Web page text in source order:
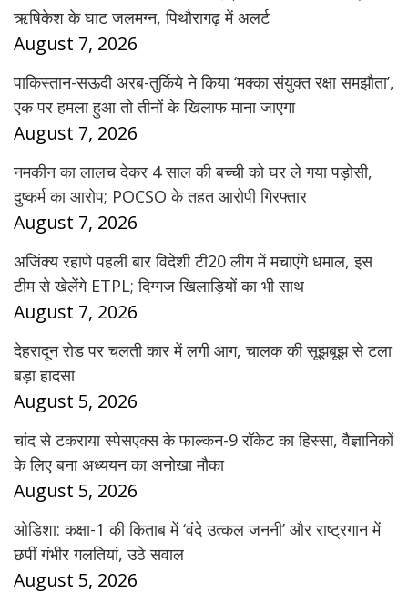
ऋषिकेश के घाट जलमग्न, पिथौरागढ़ में अलर्ट
August 7, 2026
पाकिस्तान-सऊदी अरब-तुर्किये ने किया ‘मक्का संयुक्त रक्षा समझौता’,
एक पर हमला हुआ तो तीनों के खिलाफ माना जाएगा
August 7, 2026
नमकीन का लालच देकर 4 साल की बच्ची को घर ले गया पड़ोसी,
दुष्कर्म का आरोप; POCSO के तहत आरोपी गिरफ्तार
August 7, 2026
अजिंक्य रहाणे पहली बार विदेशी टी20 लीग में मचाएंगे धमाल, इस
टीम से खेलेंगे ETPL; दिग्गज खिलाड़ियों का भी साथ
August 7, 2026
देहरादून रोड पर चलती कार में लगी आग, चालक की सूझबूझ से टला
बड़ा हादसा
August 5, 2026
चांद से टकराया स्पेसएक्स के फाल्कन-9 रॉकेट का हिस्सा, वैज्ञानिकों
के लिए बना अध्ययन का अनोखा मौका
August 5, 2026
ओडिशा: कक्षा-1 की किताब में ‘वंदे उत्कल जननी’ और राष्ट्रगान में
छपीं गंभीर गलतियां, उठे सवाल
August 5, 2026